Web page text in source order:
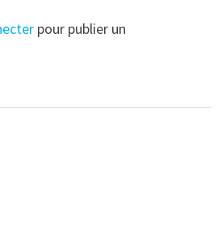
pour publier un